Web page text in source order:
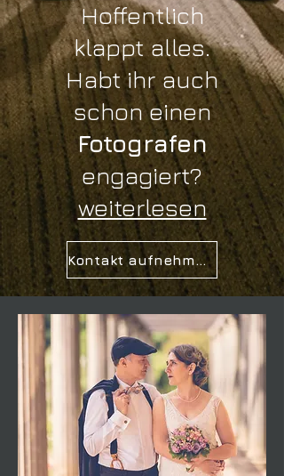
Hoffentlich
klappt alles.
Habt ihr auch
schon einen
Fotografen
engagiert?
weiterlesen
Kontakt aufnehmen